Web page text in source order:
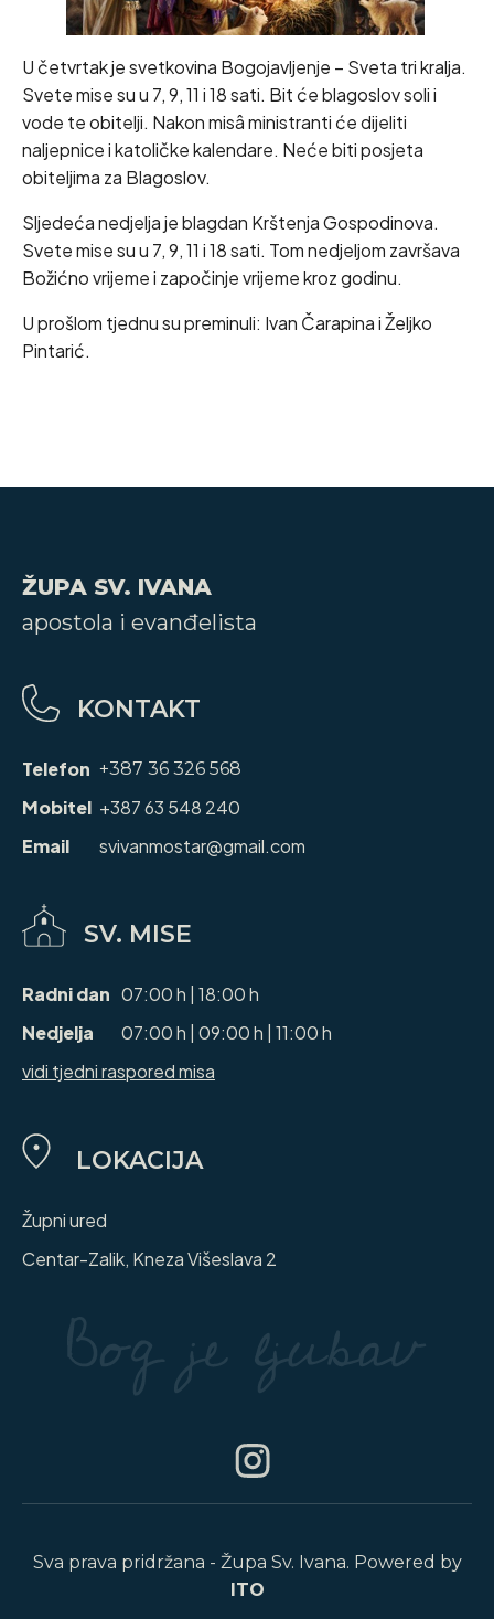
U četvrtak je svetkovina Bogojavljenje – Sveta tri kralja.
Svete mise su u 7, 9, 11 i 18 sati. Bit će blagoslov soli i
vode te obitelji. Nakon misâ ministranti će dijeliti
naljepnice i katoličke kalendare. Neće biti posjeta
obiteljima za Blagoslov.
Sljedeća nedjelja je blagdan Krštenja Gospodinova.
Svete mise su u 7, 9, 11 i 18 sati. Tom nedjeljom završava
Božićno vrijeme i započinje vrijeme kroz godinu.
U prošlom tjednu su preminuli: Ivan Čarapina i Željko
Pintarić.
ŽUPA SV. IVANA
apostola i evanđelista
KONTAKT
Telefon +387 36 326 568
Mobitel +387 63 548 240
Email
svivanmostar@gmail.com
SV. MISE
Radni dan 07:00 h | 18:00 h
Nedjelja
07:00 h | 09:00 h | 11:00 h
vidi tjedni raspored misa
LOKACIJA
Župni ured
Centar-Zalik, Kneza Višeslava 2
Sva prava pridržana - Župa Sv. Ivana. Powered by
ITO